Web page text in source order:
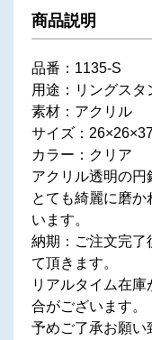
商品説明
品番：1135-S
用途：リングスタ
素材：アクリル
サイズ：
カラー：クリア
アクリル透明の円
とても綺麗に磨
います。
納期：ご注文完了
て頂きます。
リアルタイム在
合がございます。
予めご了承お願い